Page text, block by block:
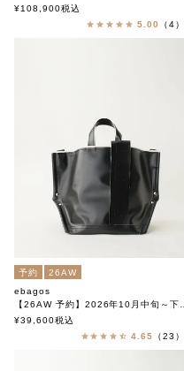
フニュ・シュリンク グレートグラニー BLACK
¥108,900税込
5.00
（4）
予約
26AW
ebagos
【26AW 予約】2026年10月中旬～下旬頃入荷予定
PVC Y字トート Mサイズ IVORY×BLACK
¥39,600税込
4.65
（23）